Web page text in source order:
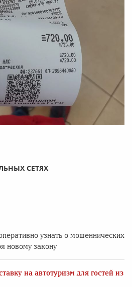
СЕТЯХ
узнать о мошеннических
новому закону
на автотуризм для гостей из